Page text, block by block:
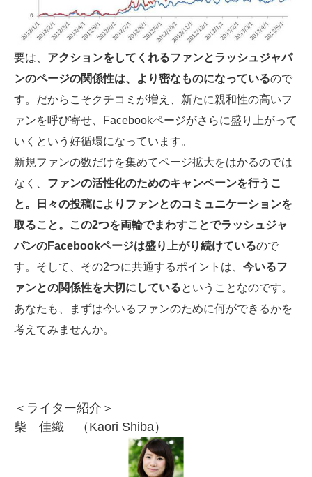
要は、 アクションをしてくれるファンとラッシュジャパ
ンのページの関係性は、より密なものになっているので
す。だからこそクチコミが増え、新たに親和性の高いフ
ァンを呼び寄せ、Facebookページがさらに盛り上がって
いくという好循環になっています。
新規ファンの数だけを集めてページ拡大をはかるのでは
なく、 ファンの活性化のためのキャンペーンを行うこ
と。日々の投稿によりファンとのコミュニケーションを
取ること。この2つを両輪でまわすことでラッシュジャ
パンのFacebookページは盛り上がり続けているので
す。そして、その2つに共通するポイントは、 今いるフ
ァンとの関係性を大切にしているということなのです。
あなたも、まずは今いるファンのために何ができるかを
考えてみませんか。
＜ライター紹介＞
柴 佳織 （Kaori Shiba）